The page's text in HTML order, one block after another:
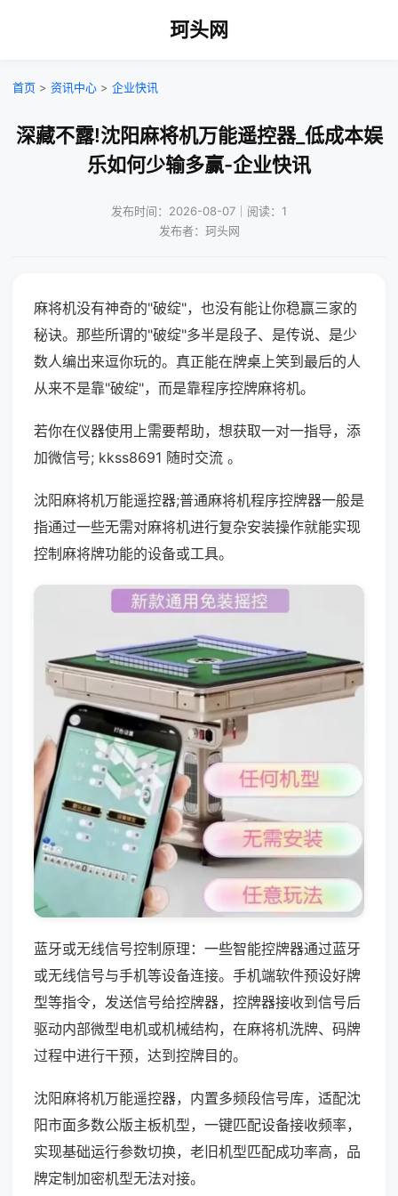
珂头网
首页 > 资讯中心 > 企业快讯
深藏不露!沈阳麻将机万能遥控器_低成本娱
乐如何少输多赢-企业快讯
发布时间：2026-08-07｜阅读：1
发布者：珂头网
麻将机没有神奇的"破绽"，也没有能让你稳赢三家的
秘诀。那些所谓的"破绽"多半是段子、是传说、是少
数人编出来逗你玩的。真正能在牌桌上笑到最后的人
从来不是靠"破绽"，而是靠程序控牌麻将机。
若你在仪器使用上需要帮助，想获取一对一指导，添
加微信号; kkss8691 随时交流 。
沈阳麻将机万能遥控器;普通麻将机程序控牌器一般是
指通过一些无需对麻将机进行复杂安装操作就能实现
控制麻将牌功能的设备或工具。
蓝牙或无线信号控制原理：一些智能控牌器通过蓝牙
或无线信号与手机等设备连接。手机端软件预设好牌
型等指令，发送信号给控牌器，控牌器接收到信号后
驱动内部微型电机或机械结构，在麻将机洗牌、码牌
过程中进行干预，达到控牌目的。
沈阳麻将机万能遥控器，内置多频段信号库，适配沈
阳市面多数公版主板机型，一键匹配设备接收频率，
实现基础运行参数切换，老旧机型匹配成功率高，品
牌定制加密机型无法对接。